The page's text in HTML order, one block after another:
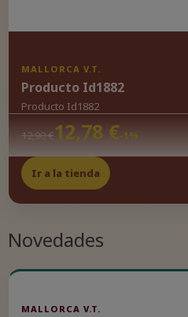
MALLORCA V.T.
Producto Id1882
Producto Id1882
12,90 €12,78 €-1%
Ir a la tienda
Novedades
MALLORCA V.T.